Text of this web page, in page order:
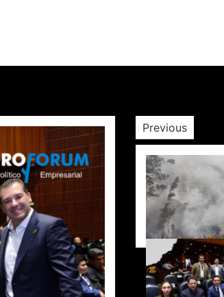
Previous